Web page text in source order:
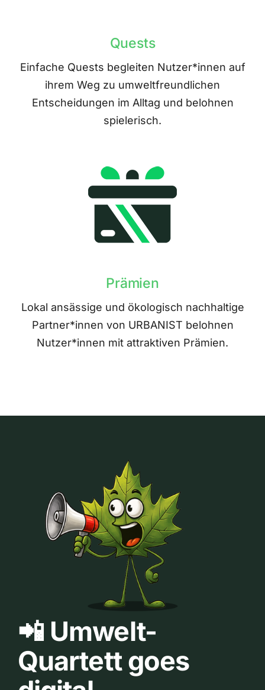
Quests
Einfache Quests begleiten Nutzer*innen auf
ihrem Weg zu umweltfreundlichen
Entscheidungen im Alltag und belohnen
spielerisch.
Prämien
Lokal ansässige und ökologisch nachhaltige
Partner*innen von URBANIST belohnen
Nutzer*innen mit attraktiven Prämien.
📲 Umwelt-
Quartett goes